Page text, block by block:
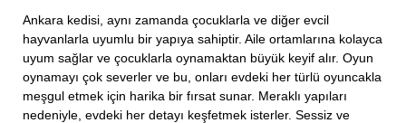
Ankara kedisi, aynı zamanda çocuklarla ve diğer evcil
hayvanlarla uyumlu bir yapıya sahiptir. Aile ortamlarına kolayca
uyum sağlar ve çocuklarla oynamaktan büyük keyif alır. Oyun
oynamayı çok severler ve bu, onları evdeki her türlü oyuncakla
meşgul etmek için harika bir fırsat sunar. Meraklı yapıları
nedeniyle, evdeki her detayı keşfetmek isterler. Sessiz ve